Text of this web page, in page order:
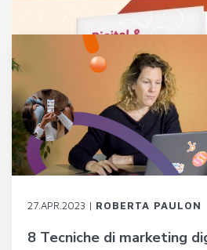
27.APR.2023 | ROBERTA PAULON
8 Tecniche di marketing